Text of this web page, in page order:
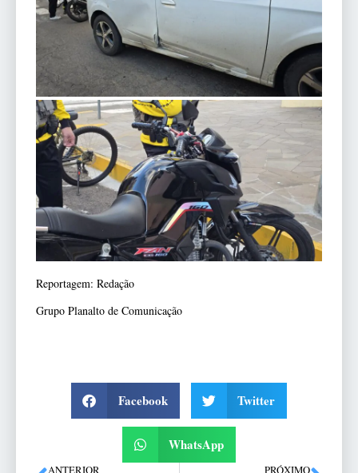
Reportagem: Redação
Grupo Planalto de Comunicação
Facebook Twitter
WhatsApp
ANTERIOR PRÓXIMO